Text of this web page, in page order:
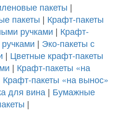
пакеты |
пакеты | Крафт-пакеты
ручками | Крафт-
| Эко-пакеты с
| Цветные крафт-пакеты
| Крафт-пакеты «на
Крафт-пакеты «на вынос»
для вина | Бумажные
|